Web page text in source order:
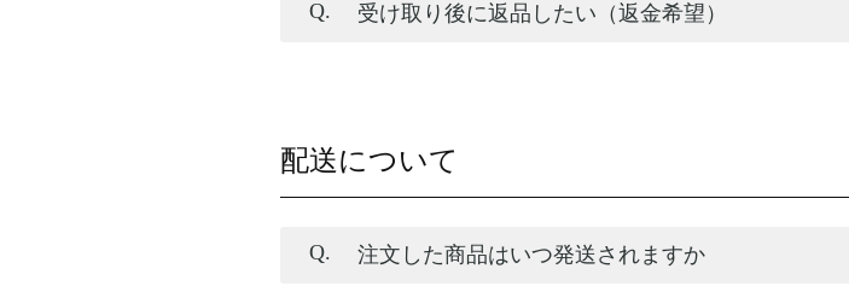
受け取り後に返品したい（返金希望）
配送について
注文した商品はいつ発送されますか